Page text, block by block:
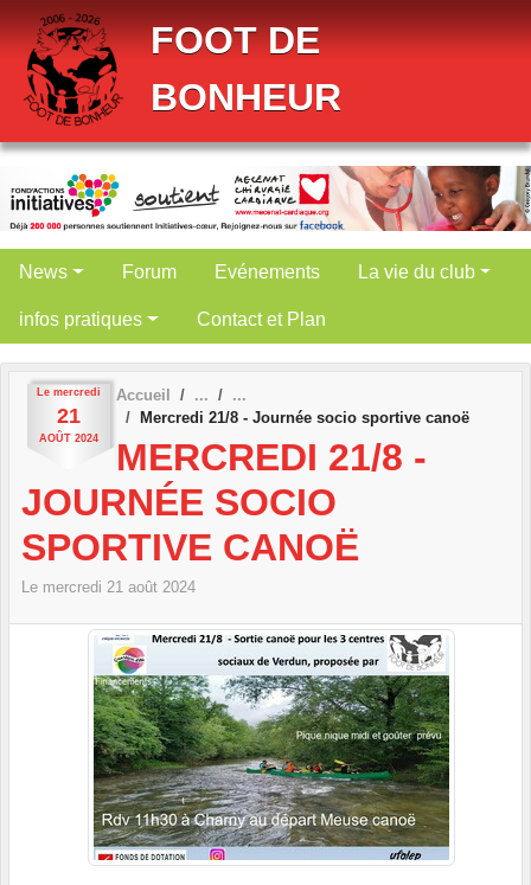
FOOT DE
BONHEUR
News Forum Evénements La vie du club
infos pratiques Contact et Plan
Le mercredi
21
AOÛT 2024
Accueil
Mercredi 21/8 - Journée socio sportive canoë
MERCREDI 21/8 -
JOURNÉE SOCIO
SPORTIVE CANOË
Le mercredi 21 août 2024
Panneau de gestion des cookies